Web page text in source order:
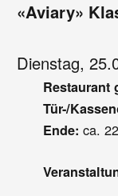
«Aviary»
Dienstag,
Restaurant
Tür-/
Ende: ca.